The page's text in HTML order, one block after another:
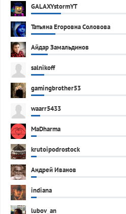
GALAXYstormYT
Татьяна Егоровна Соловова
Айдар Замальдинов
salnikoff
gamingbrother53
waarr5433
MaDharma
krutoipodrostock
Андрей Иванов
indiana
lubov_an